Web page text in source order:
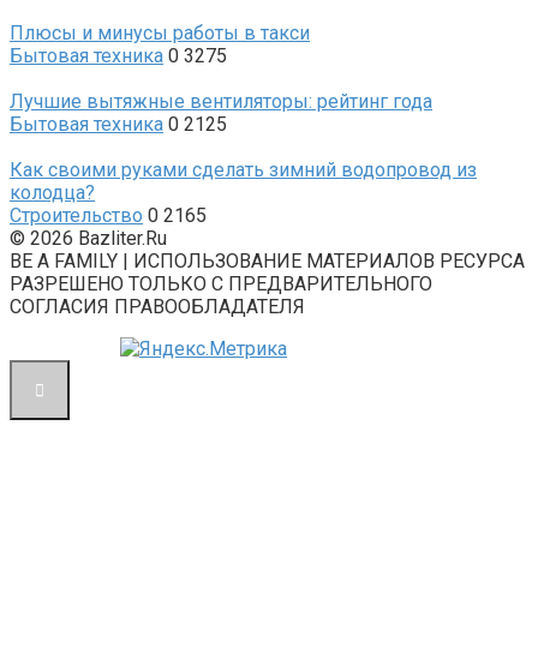
Плюсы и минусы работы в такси
Бытовая техника 0 3275
Лучшие вытяжные вентиляторы: рейтинг года
Бытовая техника 0 2125
Как своими руками сделать зимний водопровод из
колодца?
Строительство 0 2165
© 2026 Bazliter.Ru
BE A FAMILY | ИСПОЛЬЗОВАНИЕ МАТЕРИАЛОВ РЕСУРСА
РАЗРЕШЕНО ТОЛЬКО С ПРЕДВАРИТЕЛЬНОГО
СОГЛАСИЯ ПРАВООБЛАДАТЕЛЯ